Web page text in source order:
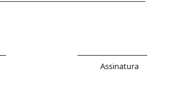
Assinatura